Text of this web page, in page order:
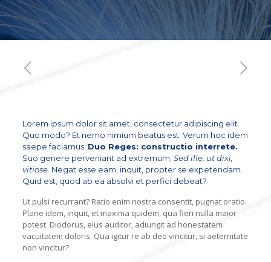
Lorem ipsum dolor sit amet, consectetur adipiscing elit.
Quo modo? Et nemo nimium beatus est. Verum hoc idem
saepe faciamus. Duo Reges: constructio interrete.
Suo genere perveniant ad extremum; Sed ille, ut dixi,
vitiose. Negat esse eam, inquit, propter se expetendam.
Quid est, quod ab ea absolvi et perfici debeat?
Ut pulsi recurrant? Ratio enim nostra consentit, pugnat oratio.
Plane idem, inquit, et maxima quidem, qua fieri nulla maior
potest. Diodorus, eius auditor, adiungit ad honestatem
vacuitatem doloris. Qua igitur re ab deo vincitur, si aeternitate
non vincitur?